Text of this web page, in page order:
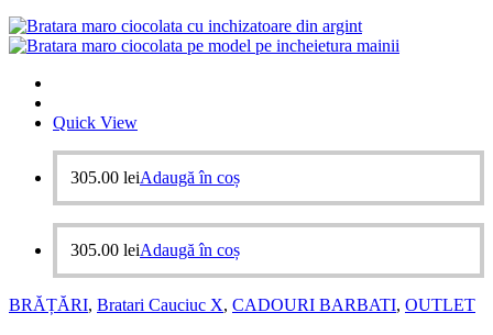
Quick View
305.00 leiAdaugă în coș
305.00 leiAdaugă în coș
BRĂȚĂRI, Bratari Cauciuc X, CADOURI BARBATI, OUTLET